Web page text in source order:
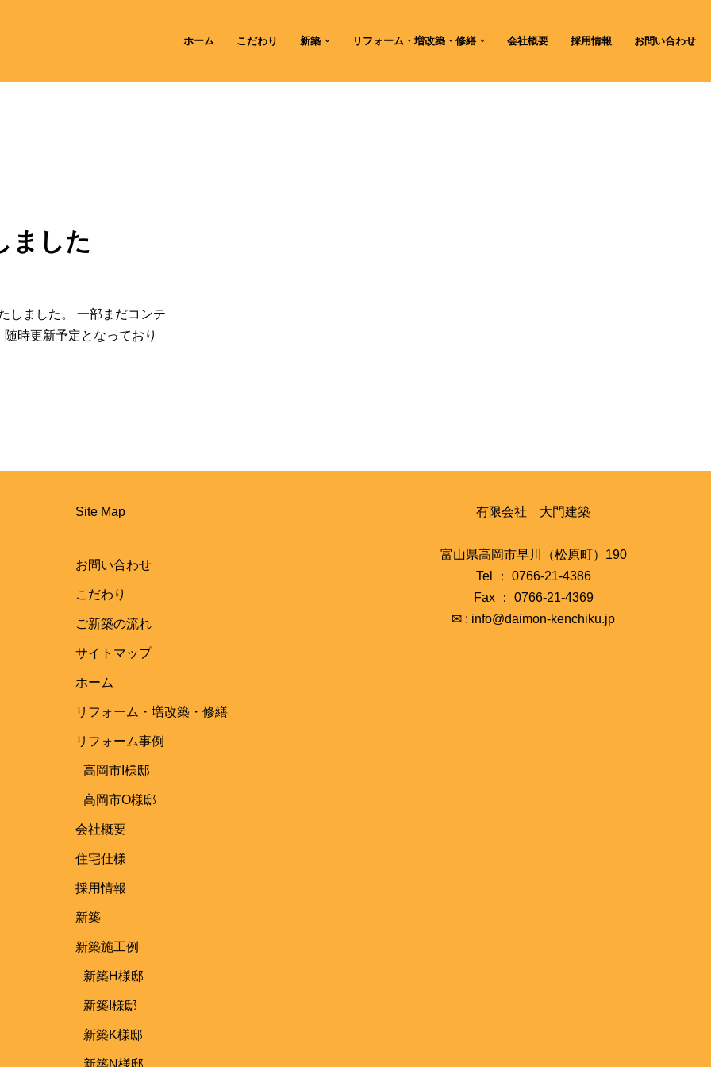
ホーム こだわり 新築 リフォーム・増改築・修繕 会社概要 採用情報 お問い合わせ
ました
しました。 一部まだコンテ
時更新予定となっており
Site Map
お問い合わせ
こだわり
ご新築の流れ
サイトマップ
ホーム
リフォーム・増改築・修繕
リフォーム事例
高岡市I様邸
高岡市O様邸
会社概要
住宅仕様
採用情報
新築
新築施工例
新築H様邸
新築I様邸
新築K様邸
新築N様邸
有限会社 大門建築
富山県高岡市早川（松原町）190
Tel ： 0766-21-4386
Fax ： 0766-21-4369
✉ : info@daimon-kenchiku.jp